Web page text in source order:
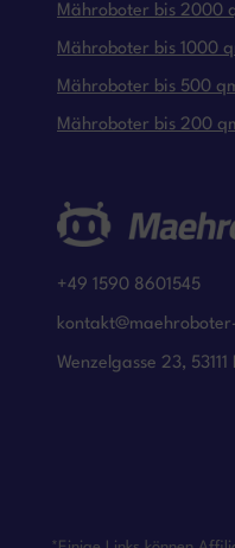
Mähroboter bis 2000
Mähroboter bis 1000
Mähroboter bis 500
Mähroboter bis 200
+49 1590 8601545
Wenzelgasse 23,